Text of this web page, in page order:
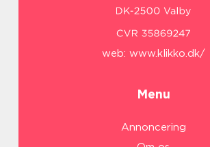
web: www.klikko.dk/
Menu
Annoncering